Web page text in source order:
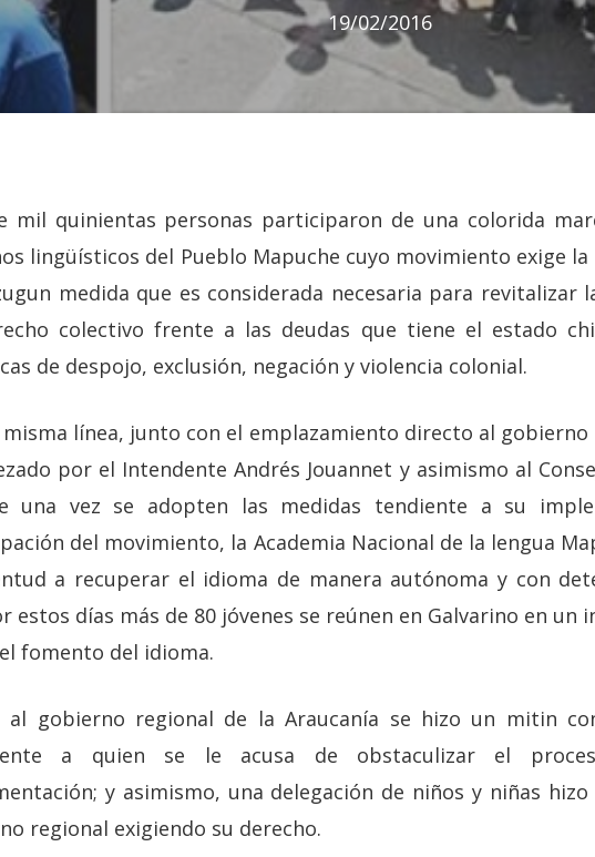
close
19/02/2016
mil quinientas personas participaron de una colorida
lingüísticos del Pueblo Mapuche cuyo movimiento exige
medida que es considerada necesaria para revitalizar
colectivo frente a las deudas que tiene el estado
de despojo, exclusión, negación y violencia colonial.
misma línea, junto con el emplazamiento directo al gobierno
por el Intendente Andrés Jouannet y asimismo al
una vez se adopten las medidas tendiente a su
del movimiento, la Academia Nacional de la lengua
a recuperar el idioma de manera autónoma y con
estos días más de 80 jóvenes se reúnen en Galvarino en
fomento del idioma.
al gobierno regional de la Araucanía se hizo un mitin
a quien se le acusa de obstaculizar el
y asimismo, una delegación de niños y niñas
regional exigiendo su derecho.